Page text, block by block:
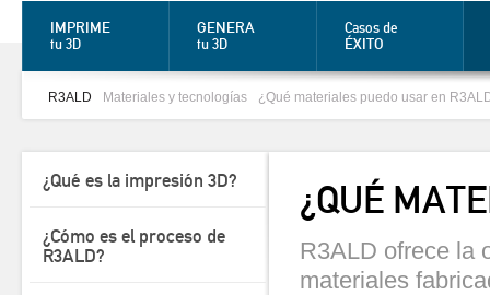
IMPRIME
tu 3D
GENERA
tu 3D
Casos de
ÉXITO
R3ALD Materiales y tecnologías ¿Qué materiales puedo usar en
¿Qué es la impresión 3D?
¿Cómo es el proceso de
R3ALD?
¿QUÉ
R3ALD ofrece la
materiales